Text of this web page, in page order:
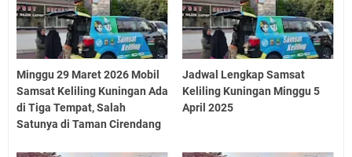
Minggu 29 Maret 2026 Mobil
Samsat Keliling Kuningan Ada
di Tiga Tempat, Salah
Satunya di Taman Cirendang
Jadwal Lengkap Samsat
Keliling Kuningan Minggu 5
April 2025